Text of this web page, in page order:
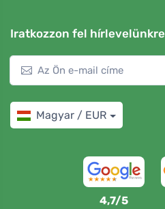
Iratkozzon fel hírlevelünkre
Magyar / EUR
4,7/5